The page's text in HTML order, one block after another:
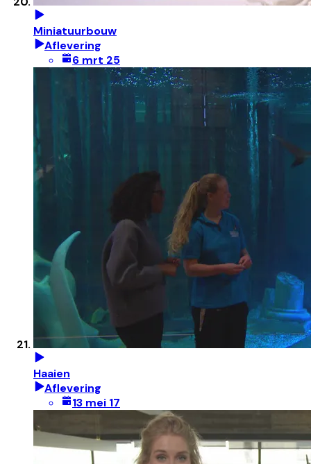
Miniatuurbouw
Aflevering
6 mrt 25
Haaien
Aflevering
13 mei 17